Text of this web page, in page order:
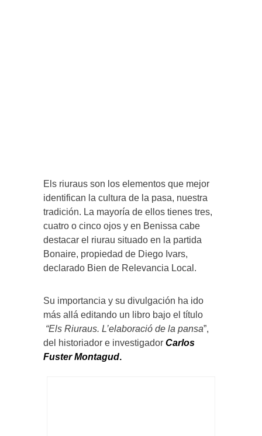
Els riuraus son los elementos que mejor
identifican la cultura de la pasa, nuestra
tradición. La mayoría de ellos tienes tres,
cuatro o cinco ojos y en Benissa cabe
destacar el riurau situado en la partida
Bonaire, propiedad de Diego Ivars,
declarado Bien de Relevancia Local.
Su importancia y su divulgación ha ido
más allá editando un libro bajo el título
“Els Riuraus. L’elaboració de la pansa”,
del historiador e investigador Carlos
Fuster Montagud.